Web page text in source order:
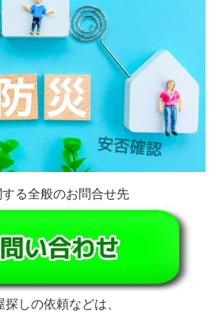
る全般のお問合せ先
しの依頼などは、